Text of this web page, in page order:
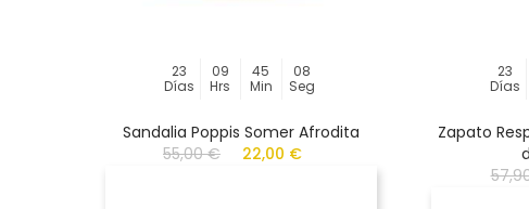
23
Días
09
Hrs
45
Min
08
Seg
Sandalia Poppis Somer Afrodita
55,00 €
22,00 €
23
Días
Zapato